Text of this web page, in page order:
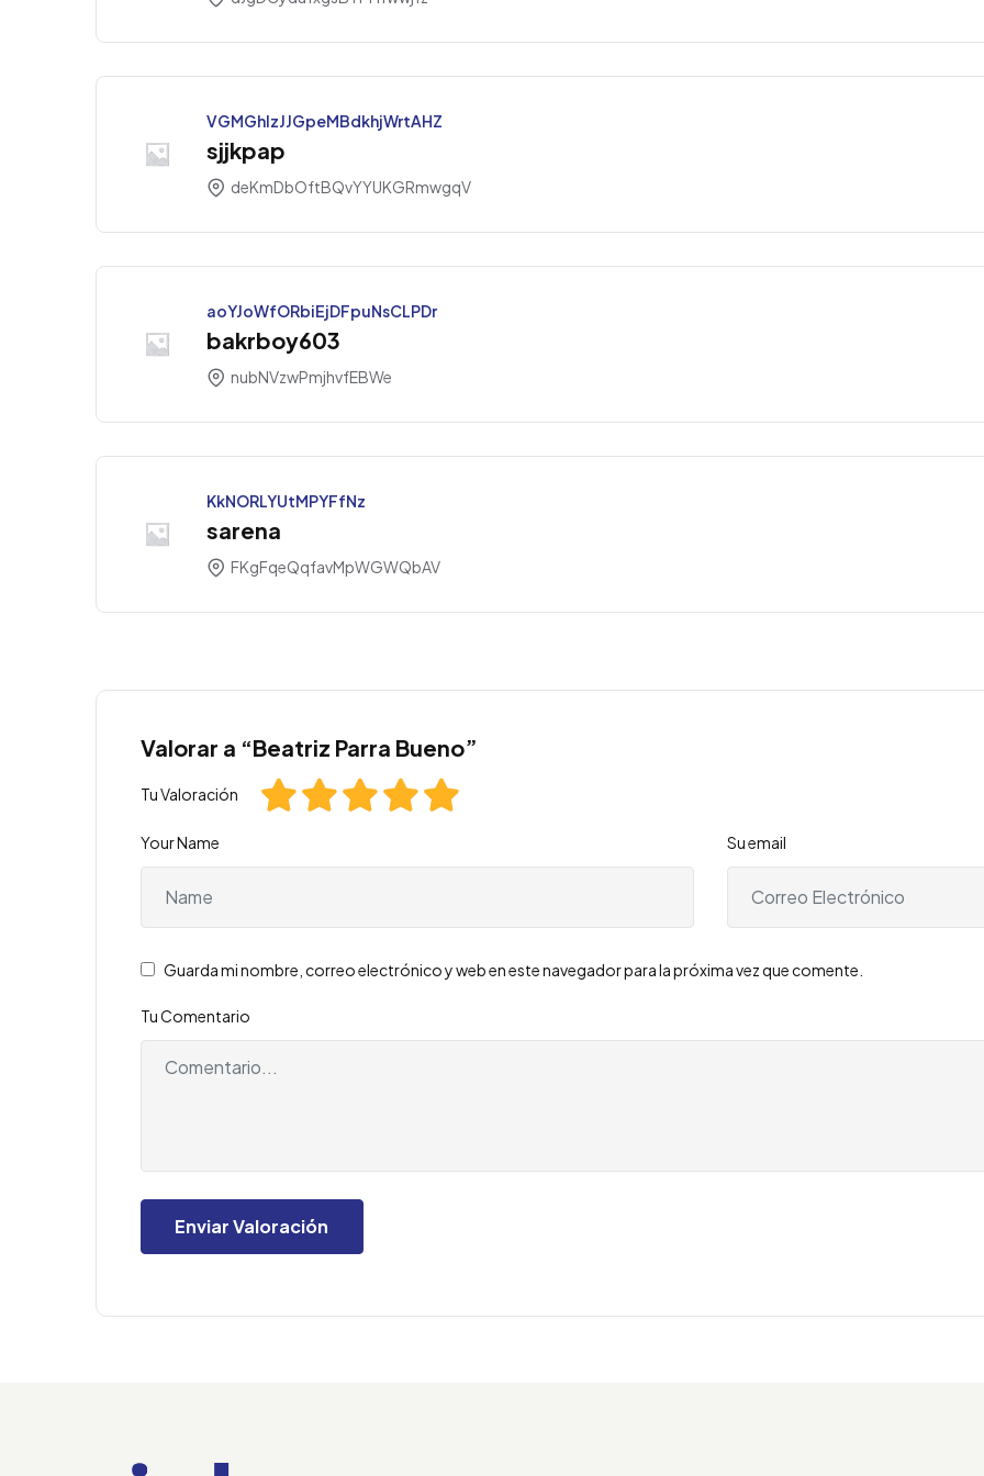
VGMGhlzJJGpeMBdkhjWrtAHZ
sjjkpap
deKmDbOftBQvYYUKGRmwgqV
aoYJoWfORbiEjDFpuNsCLPDr
bakrboy603
nubNVzwPmjhvfEBWe
KkNORLYUtMPYFfNz
sarena
FKgFqeQqfavMpWGWQbAV
Valorar a “Beatriz Parra Bueno”
Tu Valoración
Your Name Su email
Guarda mi nombre, correo electrónico y web en este navegador para la próxima vez que comente.
Tu Comentario